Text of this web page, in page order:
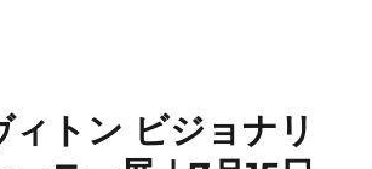
ィトン ビジョナリ